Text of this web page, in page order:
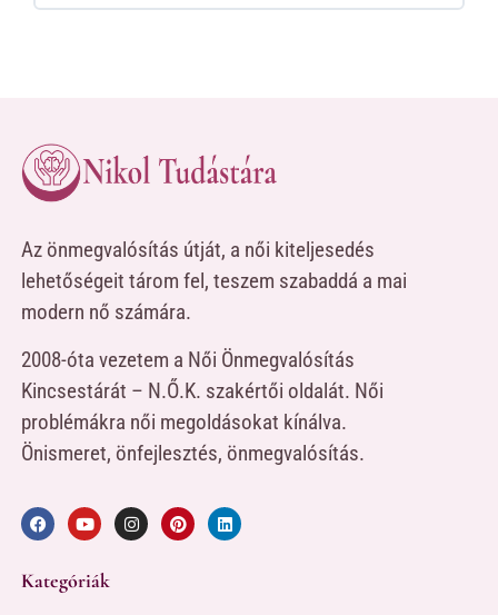
Az önmegvalósítás útját, a női kiteljesedés
lehetőségeit tárom fel, teszem szabaddá a mai
modern nő számára.
2008-óta vezetem a Női Önmegvalósítás
Kincsestárát – N.Ő.K. szakértői oldalát. Női
problémákra női megoldásokat kínálva.
Önismeret, önfejlesztés, önmegvalósítás.
Kategóriák